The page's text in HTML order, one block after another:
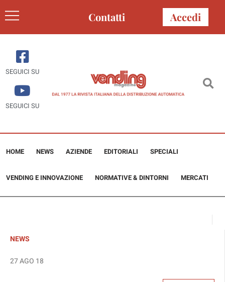
Contatti Accedi
SEGUICI SU
SEGUICI SU
HOME NEWS AZIENDE EDITORIALI SPECIALI
VENDING E INNOVAZIONE NORMATIVE & DINTORNI MERCATI
NEWS
27 AGO 18